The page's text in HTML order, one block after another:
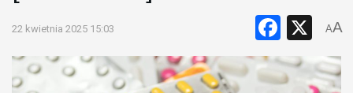
22 kwietnia 2025 15:03 X
AA